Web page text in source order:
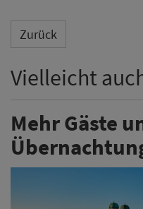
Zurück
Vielleicht
Mehr Gäste